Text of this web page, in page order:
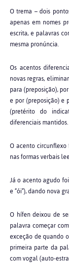
O trema – dois
apenas em nomes
escrita, e palavras
mesma pronúncia.
Os acentos
novas regras,
para (preposição),
e por (preposição) e
(pretérito do
diferenciais mantidos.
O acento
nas formas verbais
Já o acento agudo
e “ói”), dando nova
O hífen deixou de
palavra começar
exceção de quando
primeira parte da
com vogal (auto-